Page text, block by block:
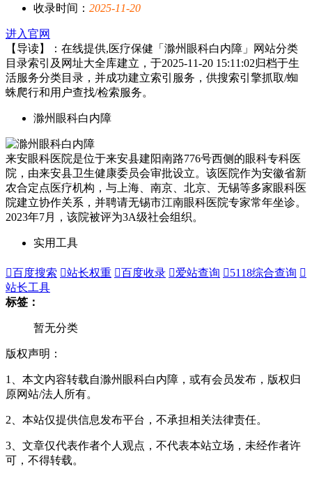
收录时间： 2025-11-20
进入官网
【导读】：在线提供,医疗保健「滁州眼科白内障」网站分类
目录索引及网址大全库建立，于2025-11-20 15:11:02归档于生
活服务分类目录，并成功建立索引服务，供搜索引擎抓取/蜘
蛛爬行和用户查找/检索服务。
滁州眼科白内障
来安眼科医院是位于来安县建阳南路776号西侧的眼科专科医
院，由来安县卫生健康委员会审批设立。该医院作为安徽省新
农合定点医疗机构，与上海、南京、北京、无锡等多家眼科医
院建立协作关系，并聘请无锡市江南眼科医院专家常年坐诊。
2023年7月，该院被评为3A级社会组织。
实用工具
百度搜索 站长权重 百度收录 爱站查询 5118综合查询 
站长工具
标签：
暂无分类
版权声明：
1、本文内容转载自滁州眼科白内障，或有会员发布，版权归
原网站/法人所有。
2、本站仅提供信息发布平台，不承担相关法律责任。
3、文章仅代表作者个人观点，不代表本站立场，未经作者许
可，不得转载。